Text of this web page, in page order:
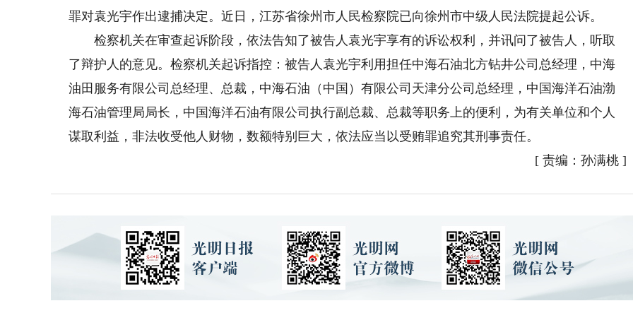
罪对袁光宇作出逮捕决定。近日，江苏省徐州市人民检察院已向徐州市中级人民法院提起公诉。
检察机关在审查起诉阶段，依法告知了被告人袁光宇享有的诉讼权利，并讯问了被告人，听取
了辩护人的意见。检察机关起诉指控：被告人袁光宇利用担任中海石油北方钻井公司总经理，中海
油田服务有限公司总经理、总裁，中海石油（中国）有限公司天津分公司总经理，中国海洋石油渤
海石油管理局局长，中国海洋石油有限公司执行副总裁、总裁等职务上的便利，为有关单位和个人
谋取利益，非法收受他人财物，数额特别巨大，依法应当以受贿罪追究其刑事责任。
[ 责编：孙满桃 ]